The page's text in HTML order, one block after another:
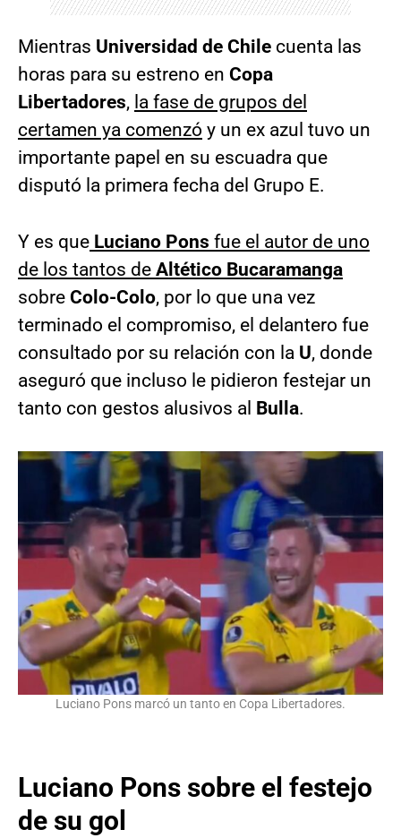
Mientras Universidad de Chile cuenta las
horas para su estreno en Copa
Libertadores, la fase de grupos del
certamen ya comenzó y un ex azul tuvo un
importante papel en su escuadra que
disputó la primera fecha del Grupo E.
Y es que Luciano Pons fue el autor de uno
de los tantos de Altético Bucaramanga
sobre Colo-Colo, por lo que una vez
terminado el compromiso, el delantero fue
consultado por su relación con la U, donde
aseguró que incluso le pidieron festejar un
tanto con gestos alusivos al Bulla.
Luciano Pons marcó un tanto en Copa Libertadores.
Luciano Pons sobre el festejo
de su gol